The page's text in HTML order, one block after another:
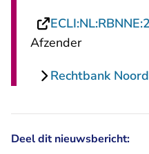
Afzender
Rechtbank
Deel dit nieuwsbericht: